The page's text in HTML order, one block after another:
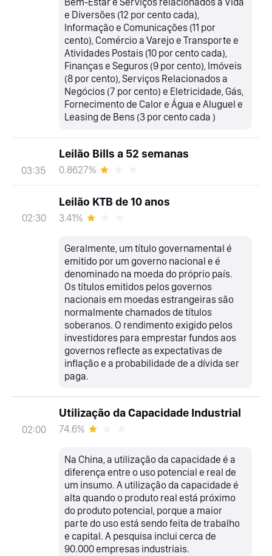
e Diversões (12 por cento cada),
Informação e Comunicações (11 por
cento), Comércio a Varejo e Transporte e
Atividades Postais (10 por cento cada),
Finanças e Seguros (9 por cento), Imóveis
(8 por cento), Serviços Relacionados a
Negócios (7 por cento) e Eletricidade, Gás,
Fornecimento de Calor e Água e Aluguel e
Leasing de Bens (3 por cento cada )
03:35
Leilão Bills a 52 semanas
0.8627%
02:30
Leilão KTB de 10 anos
3.41%
Geralmente, um título governamental é
emitido por um governo nacional e é
denominado na moeda do próprio país.
Os títulos emitidos pelos governos
nacionais em moedas estrangeiras são
normalmente chamados de títulos
soberanos. O rendimento exigido pelos
investidores para emprestar fundos aos
governos reflecte as expectativas de
inflação e a probabilidade de a dívida ser
paga.
02:00
Utilização da Capacidade Industrial
74.6%
Na China, a utilização da capacidade é a
diferença entre o uso potencial e real de
um insumo. A utilização da capacidade é
alta quando o produto real está próximo
do produto potencial, porque a maior
parte do uso está sendo feita de trabalho
e capital. A pesquisa inclui cerca de
90.000 empresas industriais.